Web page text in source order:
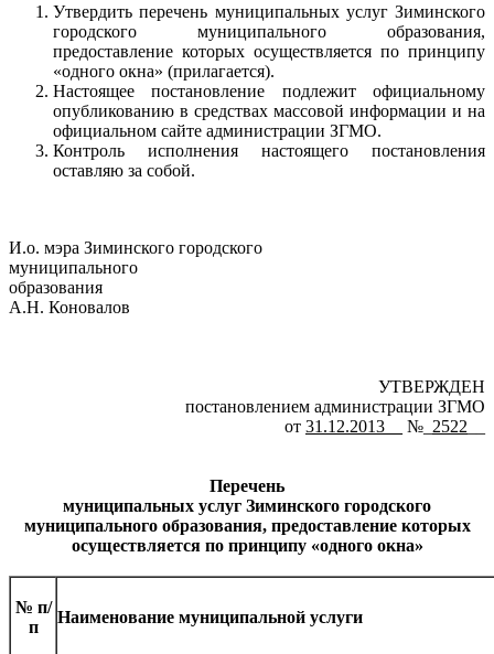
Утвердить перечень муниципальных услуг Зиминского
городского муниципального образования,
предоставление которых осуществляется по принципу
«одного окна» (прилагается).
Настоящее постановление подлежит официальному
опубликованию в средствах массовой информации и на
официальном сайте администрации ЗГМО.
Контроль исполнения настоящего постановления
оставляю за собой.
И.о. мэра Зиминского городского
муниципального
А.Н. Коновалов
УТВЕРЖДЕН
постановлением администрации ЗГМО
от 31.12.2013__ №_ 2522
Перечень
муниципальных услуг Зиминского городского
муниципального образования, предоставление которых
осуществляется по принципу «одного окна»
№ п/
п
Наименование муниципальной услуги